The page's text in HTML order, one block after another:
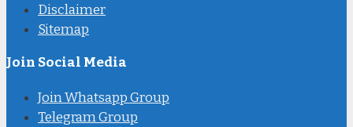
Disclaimer
Sitemap
Join Social Media
Join Whatsapp Group
Telegram Group